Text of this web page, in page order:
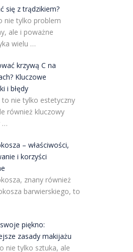
się z trądzikiem?
nie tylko problem
ale i poważne
wielu …
krzywą C na
Kluczowe
i błędy
to nie tylko estetyczny
również kluczowy
…
– właściwości,
i korzyści
znany również
barwierskiego, to
piękno:
zasady makijażu
nie tylko sztuka, ale